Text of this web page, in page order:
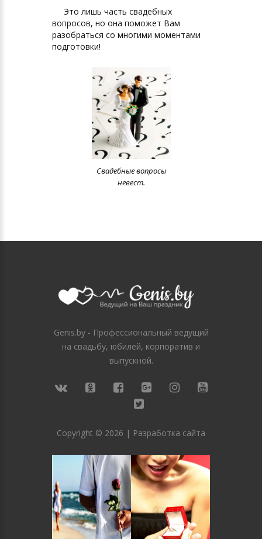
Это лишь часть свадебных
вопросов, но она поможет Вам
разобраться со многими моментами
подготовки!
Свадебные вопросы
невест.
Genis.by - Профессиональный ведущий
на свадьбу, юбилей, корпоратив и
выпускной.
Copyright © 2026 | Разработка сайта